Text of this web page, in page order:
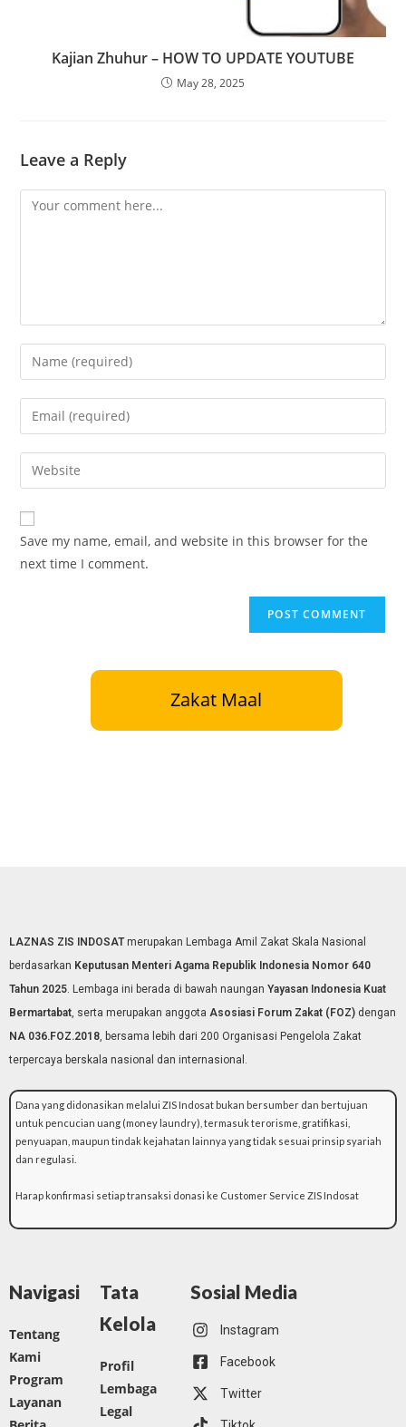
Kajian Zhuhur – HOW TO UPDATE YOUTUBE
May 28, 2025
Leave a Reply
Save my name, email, and website in this browser for the
next time I comment.
Zakat Maal
LAZNAS ZIS INDOSATmerupakan Lembaga Amil Zakat Skala Nasional
berdasarkan Keputusan Menteri Agama Republik Indonesia Nomor 640
Tahun 2025 . Lembaga ini berada di bawah naungan Yayasan Indonesia Kuat
Bermartabat , serta merupakan anggota Asosiasi Forum Zakat (FOZ) dengan
NA 036.FOZ.2018 , bersama lebih dari 200 Organisasi Pengelola Zakat
terpercaya berskala nasional dan internasional.
Dana yang didonasikan melalui ZIS Indosat bukan bersumber dan bertujuan
untuk pencucian uang (money laundry), termasuk terorisme, gratifikasi,
penyuapan, maupun tindak kejahatan lainnya yang tidak sesuai prinsip syariah
dan regulasi.
Harap konfirmasi setiap transaksi donasi ke Customer Service ZIS Indosat
Navigasi
Tentang
Kami
Program
Layanan
Tata
Kelola
Profil
Lembaga
Legal
Sosial Media
Instagram
Facebook
Twitter